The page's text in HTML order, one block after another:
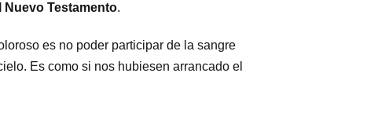
Nuevo Testamento.
es no poder participar de la sangre
Es como si nos hubiesen arrancado el